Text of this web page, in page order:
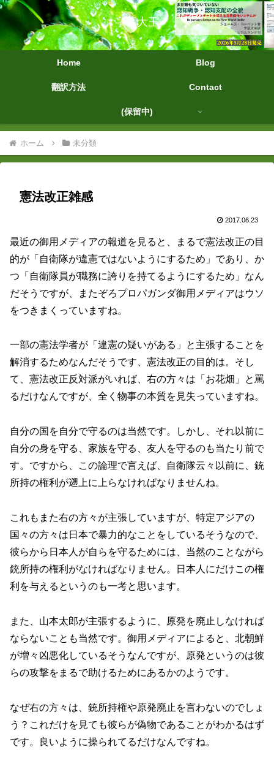
字幕大王
Home Blog
翻訳方法 Contact
(保留中)
ホーム 未分類
憲法改正雑感
2017.06.23
最近の御用メディアの報道を見ると、まるで憲法改正の目
的が「自衛隊が違憲ではないようにするため」であり、か
つ「自衛隊員が職務に誇りを持てるようにするため」なん
だそうですが、またぞろプロパガンダ御用メディアはウソ
をつきまくっていますね。
一部の憲法学者が「違憲の疑いがある」と主張することを
解消するためなんだそうです、憲法改正の目的は。そし
て、憲法改正反対派がいれば、右の方々は「お花畑」と罵
るだけなんですが、全く物事の本質を見失っていますね。
自分の国を自分で守るのは当然です。しかし、それ以前に
自分の身を守る、家族を守る、友人を守るのも当たり前で
す。ですから、この論理で言えば、自衛隊云々以前に、銃
所持の権利が遡上に上らなければなりませんね。
これもまた右の方々が主張していますが、特定アジアの
国々の方々は日本で暴力的なことをしているそうなので、
彼らから日本人が自らを守るためには、当然のことながら
銃所持の権利がなければなりません。日本人にだけこの権
利を与えるというのも一考と思います。
また、山本太郎が主張するように、原発を廃止しなければ
ならないことも当然です。御用メディアによると、北朝鮮
が増々凶悪化しているそうなんですが、原発というのは彼
らの攻撃をまるで助けるためにあるかのようです。
なぜ右の方々は、銃所持権や原発廃止を言わないのでしょ
う？これだけを見ても彼らが偽物であることがわかるはず
です。良いように操られてるだけなんですね。